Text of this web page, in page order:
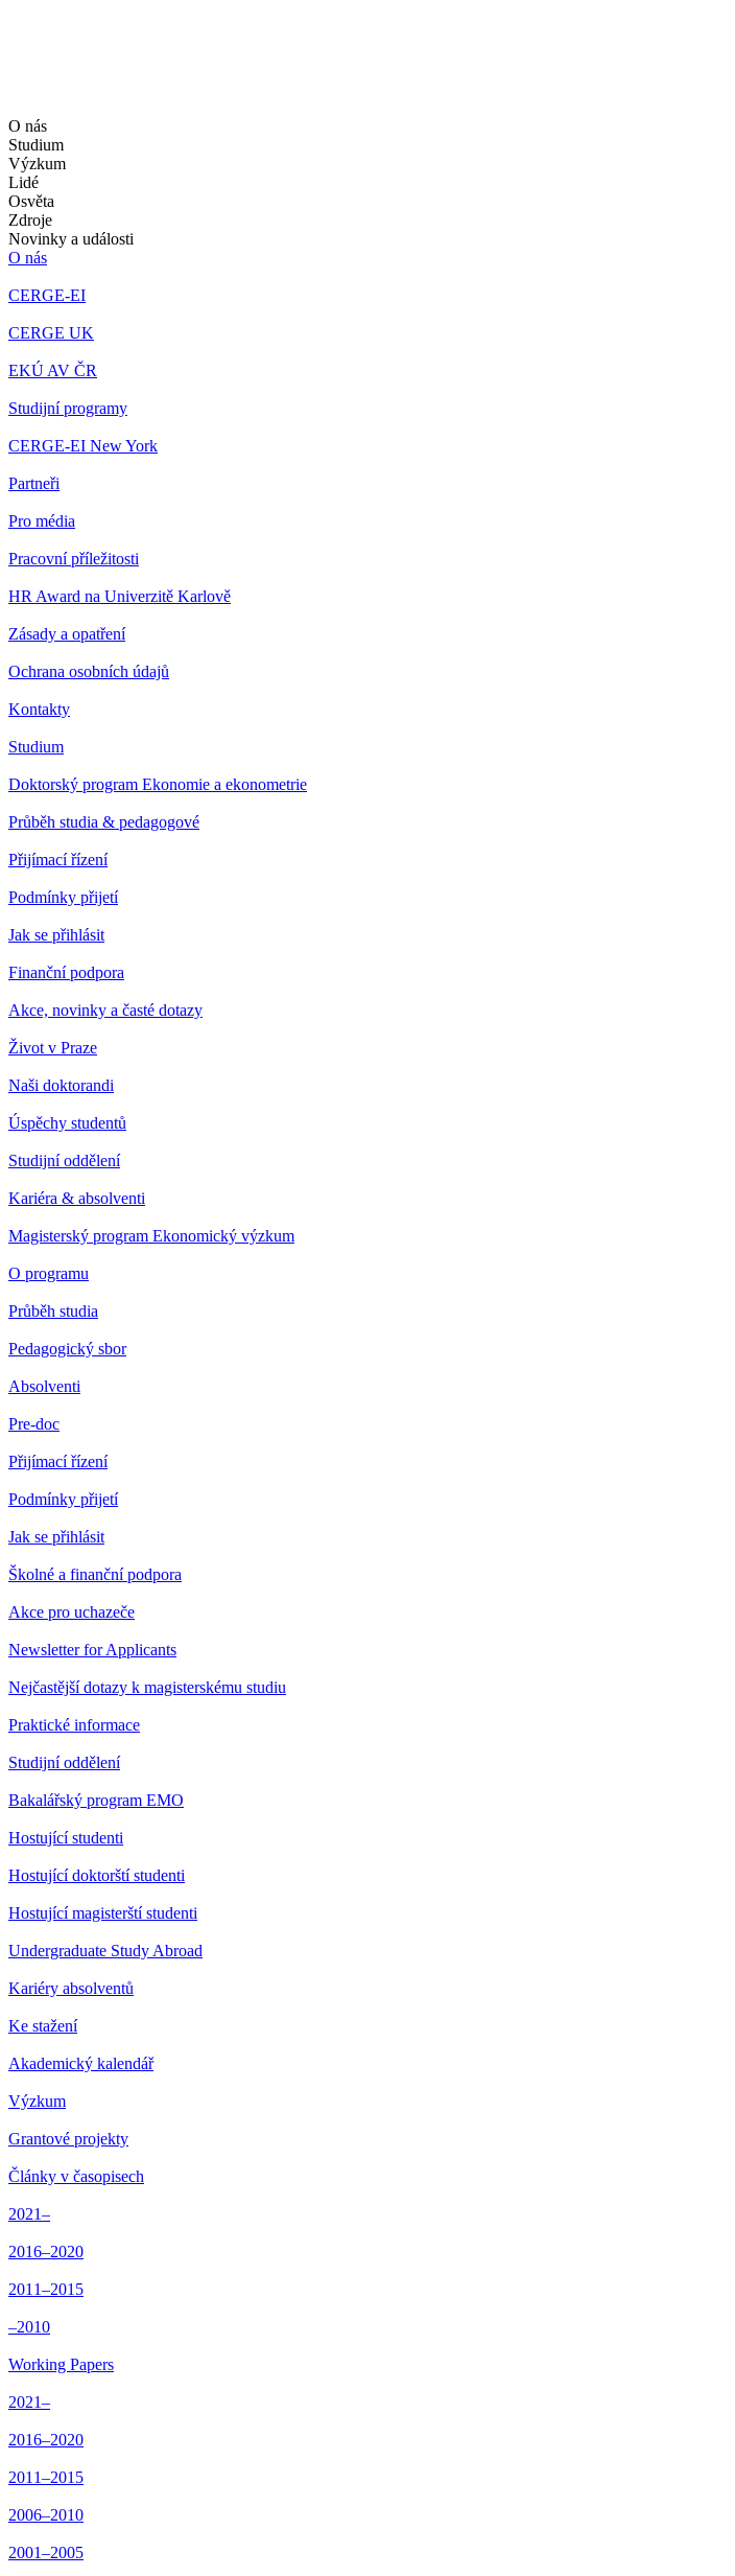
O nás
Studium
Výzkum
Lidé
Osvěta
Zdroje
Novinky a události
O nás
CERGE-EI
CERGE UK
EKÚ AV ČR
Studijní programy
CERGE-EI New York
Partneři
Pro média
Pracovní příležitosti
HR Award na Univerzitě Karlově
Zásady a opatření
Ochrana osobních údajů
Kontakty
Studium
Doktorský program Ekonomie a ekonometrie
Průběh studia & pedagogové
Přijímací řízení
Podmínky přijetí
Jak se přihlásit
Finanční podpora
Akce, novinky a časté dotazy
Život v Praze
Naši doktorandi
Úspěchy studentů
Studijní oddělení
Kariéra & absolventi
Magisterský program Ekonomický výzkum
O programu
Průběh studia
Pedagogický sbor
Absolventi
Pre-doc
Přijímací řízení
Podmínky přijetí
Jak se přihlásit
Školné a finanční podpora
Akce pro uchazeče
Newsletter for Applicants
Nejčastější dotazy k magisterskému studiu
Praktické informace
Studijní oddělení
Bakalářský program EMO
Hostující studenti
Hostující doktorští studenti
Hostující magisterští studenti
Undergraduate Study Abroad
Kariéry absolventů
Ke stažení
Akademický kalendář
Výzkum
Grantové projekty
Články v časopisech
2021–
2016–2020
2011–2015
–2010
Working Papers
2021–
2016–2020
2011–2015
2006–2010
2001–2005